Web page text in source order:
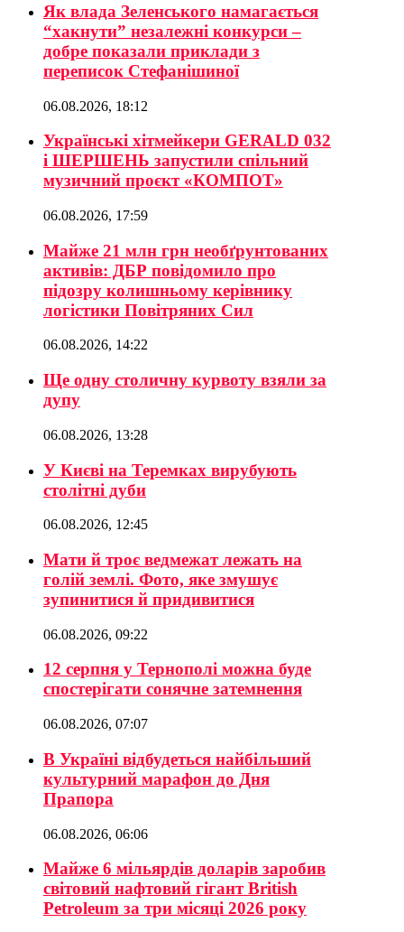
Як влада Зеленського намагається
“хакнути” незалежні конкурси –
добре показали приклади з
переписок Стефанішиної
06.08.2026, 18:12
Українські хітмейкери GERALD 032
і ШЕРШЕНЬ запустили спільний
музичний проєкт «КОМПОТ»
06.08.2026, 17:59
Майже 21 млн грн необґрунтованих
активів: ДБР повідомило про
підозру колишньому керівнику
логістики Повітряних Сил
06.08.2026, 14:22
Ще одну столичну курвоту взяли за
дупу
06.08.2026, 13:28
У Києві на Теремках вирубують
столітні дуби
06.08.2026, 12:45
Мати й троє ведмежат лежать на
голій землі. Фото, яке змушує
зупинитися й придивитися
06.08.2026, 09:22
12 серпня у Тернополі можна буде
спостерігати сонячне затемнення
06.08.2026, 07:07
В Україні відбудеться найбільший
культурний марафон до Дня
Прапора
06.08.2026, 06:06
Майже 6 мільярдів доларів заробив
світовий нафтовий гігант British
Petroleum за три місяці 2026 року